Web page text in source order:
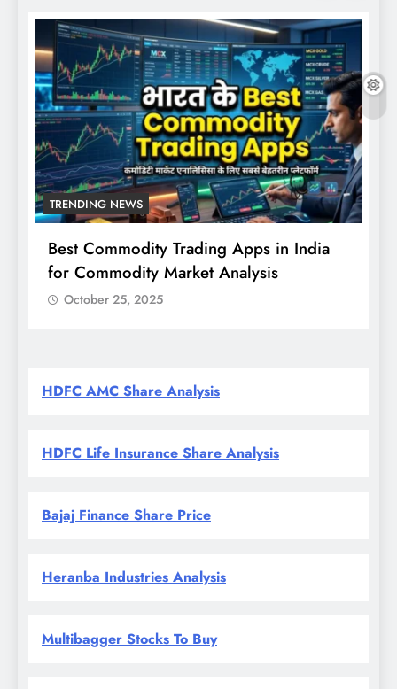
TRENDING NEWS
Best Commodity Trading Apps in India
for Commodity Market Analysis
October 25, 2025
HDFC AMC Share Analysis
HDFC Life Insurance Share Analysis
Bajaj Finance Share Price
Heranba Industries Analysis
Multibagger Stocks To Buy